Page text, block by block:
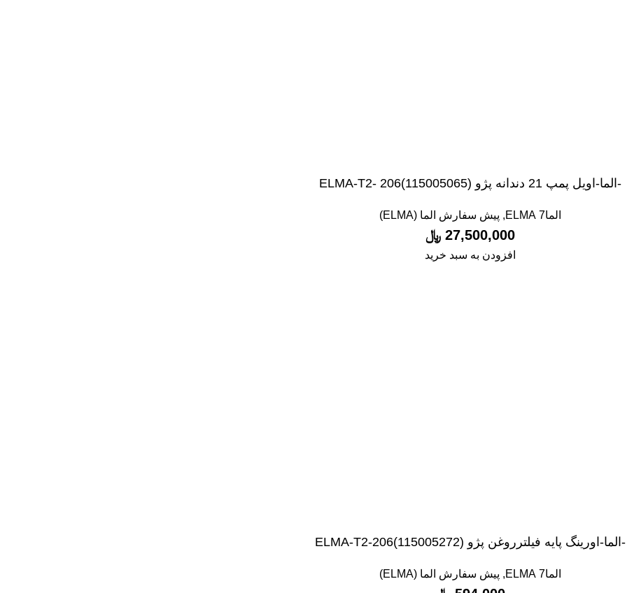
-الما-اویل پمپ 21 دندانه پژو ELMA-T2- 206(115005065)
الما7 ELMA , پیش سفارش الما (ELMA)
27,500,000 ﷼
افزودن به سبد خرید
-الما-اورینگ پایه فیلترروغن پژو ELMA-T2-206(115005272)
الما7 ELMA , پیش سفارش الما (ELMA)